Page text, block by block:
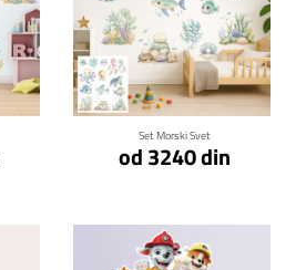
Set Morski Svet
od 3240 din
Klikni za detalje